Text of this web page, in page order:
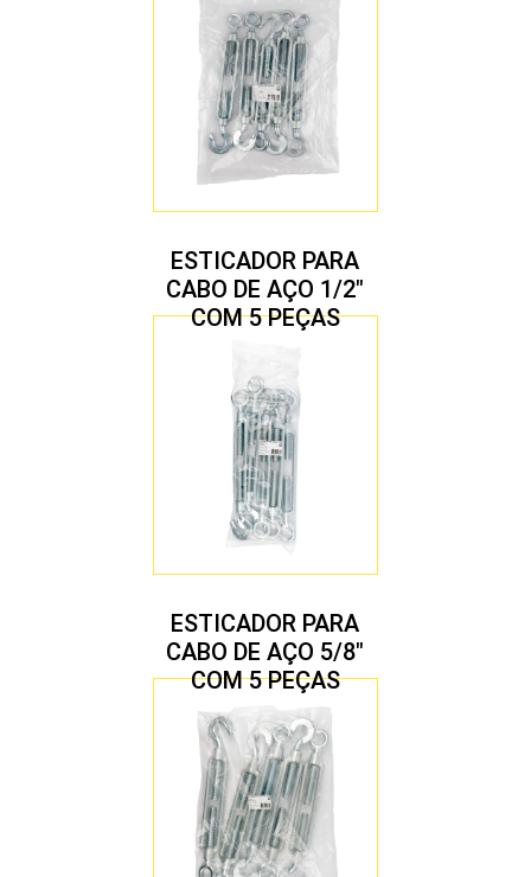
ESTICADOR PARA
CABO DE AÇO 1/2″
COM 5 PEÇAS
ESTICADOR PARA
CABO DE AÇO 5/8″
COM 5 PEÇAS